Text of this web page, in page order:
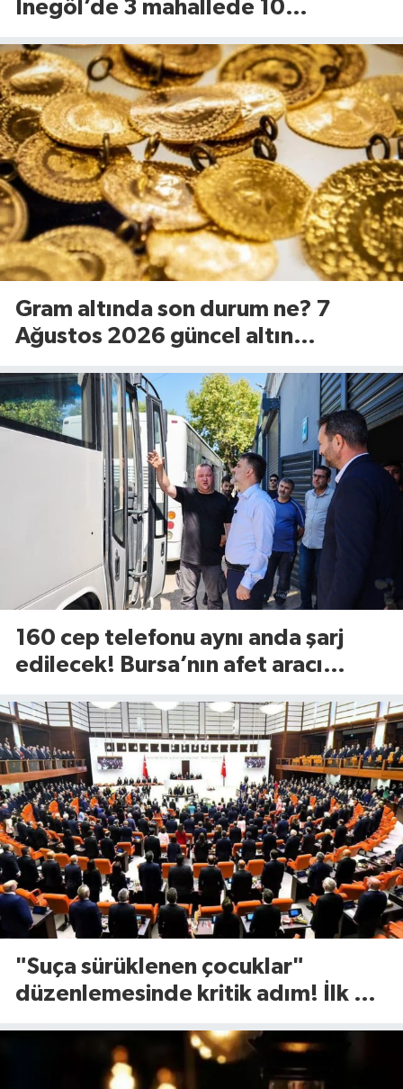
İnegöl’de 3 mahallede 10
Gram altında son durum ne? 7
Ağustos 2026 güncel altın
160 cep telefonu aynı anda şarj
edilecek! Bursa’nın afet aracı
"Suça sürüklenen çocuklar"
düzenlemesinde kritik adım! İlk 2